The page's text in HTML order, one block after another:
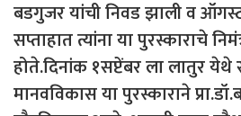
बडगुजर यांची निवड झाली व ऑगस्ट
सप्ताहात त्यांना या पुरस्काराचे
होते.दिनांक १सप्टेंबर ला लातुर येथे
मानवविकास या पुरस्काराने